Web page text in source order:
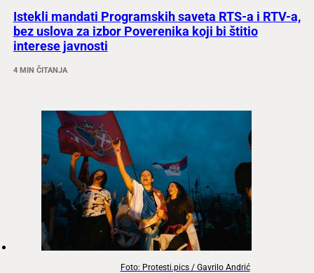
Istekli mandati Programskih saveta RTS-a i RTV-a,
bez uslova za izbor Poverenika koji bi štitio
interese javnosti
4 MIN ČITANJA
Foto: Protesti.pics / Gavrilo Andrić